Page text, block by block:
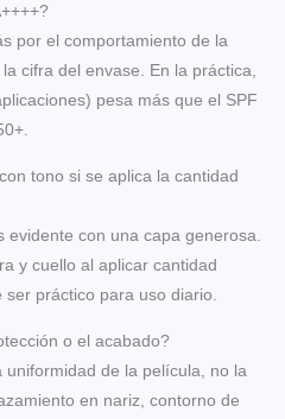
por el comportamiento de la
cifra del envase. En la práctica,
pesa más que el SPF
tono si se aplica la cantidad
con una capa generosa.
y cuello al aplicar cantidad
práctico para uso diario.
o el acabado?
de la película, no la
en nariz, contorno de